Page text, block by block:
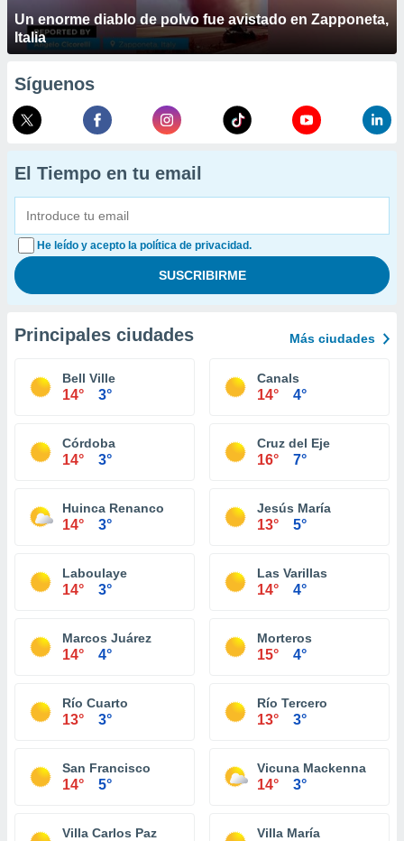
Un enorme diablo de polvo fue avistado en Zapponeta,
Italia
Síguenos
El Tiempo en tu email
He leído y acepto la política de privacidad.
Principales ciudades Más ciudades
Bell Ville
14° 3°
Canals
14° 4°
Córdoba
14° 3°
Cruz del Eje
16° 7°
Huinca Renanco
14° 3°
Jesús María
13° 5°
Laboulaye
14° 3°
Las Varillas
14° 4°
Marcos Juárez
14° 4°
Morteros
15° 4°
Río Cuarto
13° 3°
Río Tercero
13° 3°
San Francisco
14° 5°
Vicuna Mackenna
14° 3°
Villa Carlos Paz Villa María